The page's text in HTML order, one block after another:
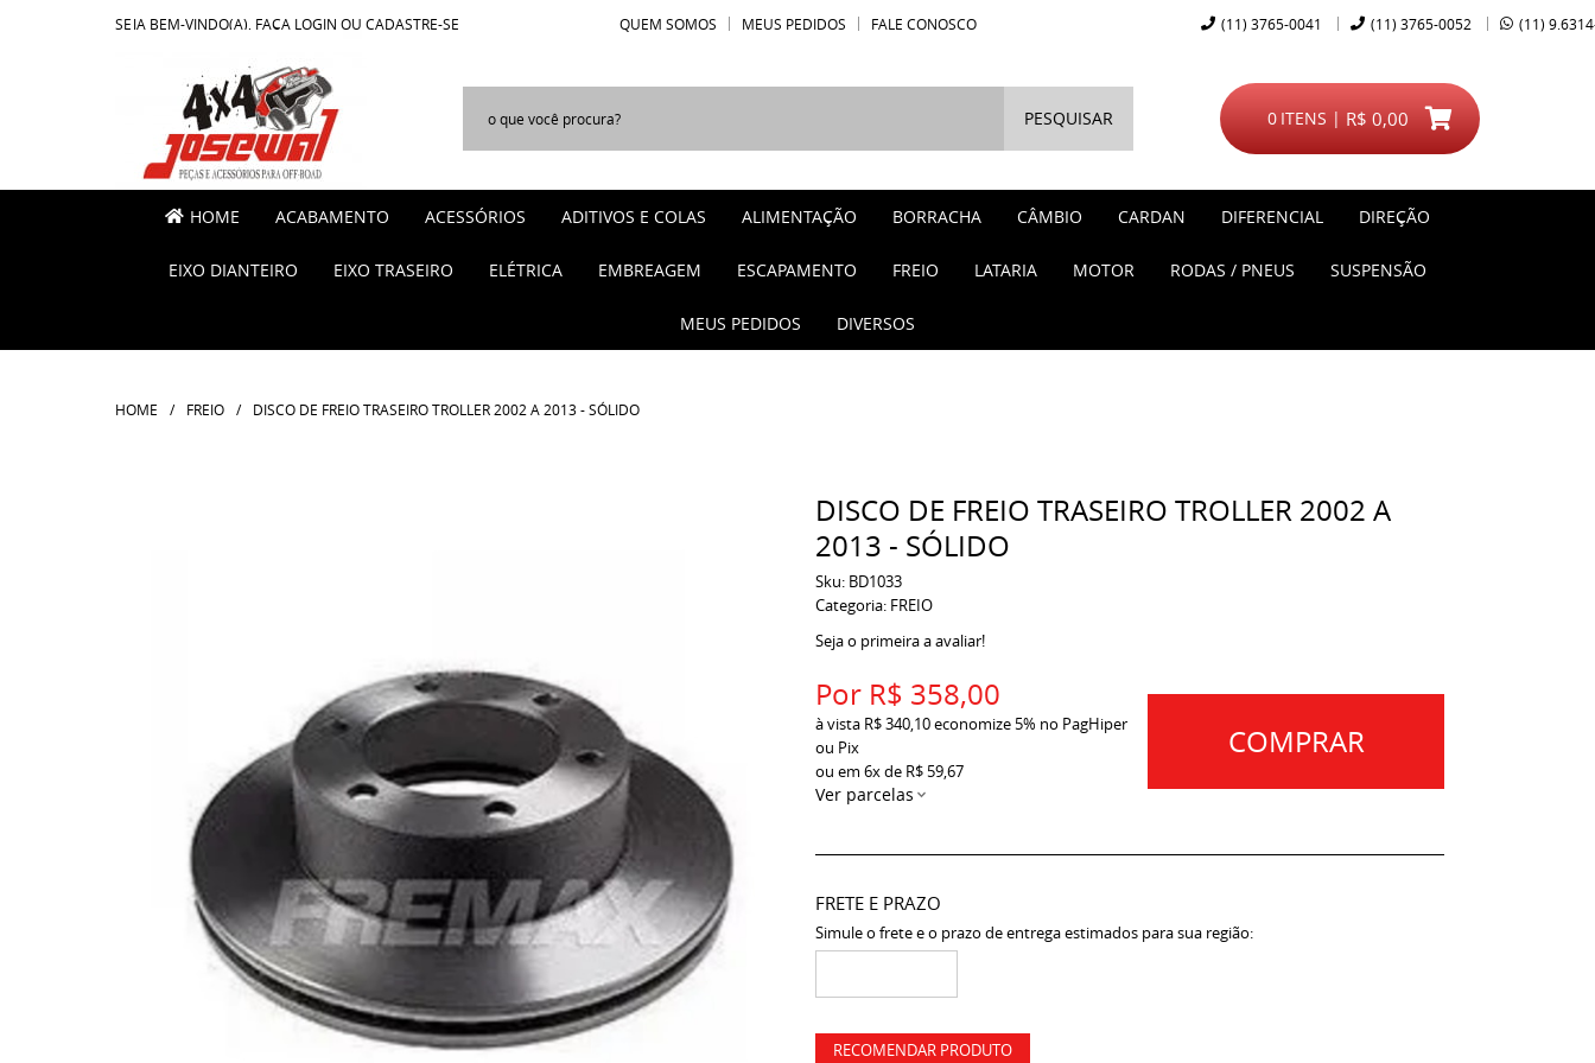
SEJA BEM-VINDO(A), FAÇA LOGIN OU CADASTRE-SE QUEM SOMOS MEUS PEDIDOS FALE CONOSCO (11) 3765-0041 (11) 3765-0052 (11)
PESQUISAR ITENS
0 R$ 0,00
HOME ACABAMENTO ACESSÓRIOS ADITIVOS E COLAS ALIMENTAÇÃO BORRACHA CÂMBIO CARDAN DIFERENCIAL DIREÇÃO
EIXO DIANTEIRO EIXO TRASEIRO ELÉTRICA EMBREAGEM ESCAPAMENTO FREIO LATARIA MOTOR RODAS / PNEUS SUSPENSÃO
MEUS PEDIDOS DIVERSOS
HOME FREIO DISCO DE FREIO TRASEIRO TROLLER 2002 A 2013 - SÓLIDO
DISCO DE FREIO TRASEIRO TROLLER 2002 A
2013 - SÓLIDO
Sku: BD1033
Categoria: FREIO
Seja o primeira a avaliar!
Por R$ 358,00
à vista R$ 340,10economize 5% no PagHiper
ou Pix
ou em 6xde R$ 59,67
Ver parcelas
COMPRAR
FRETE E PRAZO
Simule o frete e o prazo de entrega estimados para sua região:
RECOMENDAR PRODUTO